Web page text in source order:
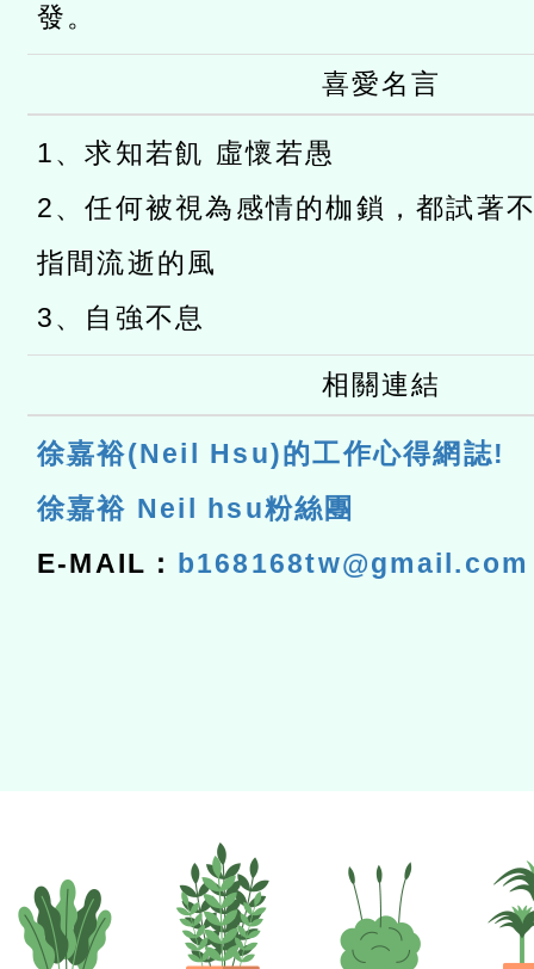
發。
喜愛名言
1、求知若飢 虛懷若愚
2、任何被視為感情的枷鎖，都試著
指間流逝的風
3、自強不息
相關連結
徐嘉裕(Neil Hsu)的工作心得網誌!
徐嘉裕 Neil hsu粉絲團
E-MAIL： b168168tw@gmail.com